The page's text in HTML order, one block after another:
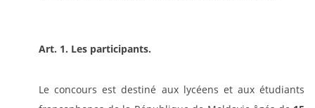
Art. 1. Les participants.
Le concours est destiné aux lycéens et aux étudiants